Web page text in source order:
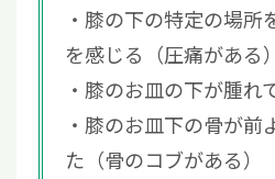
膝の下の特定の場所
を感じる（圧痛がある）
膝のお皿の下が腫れ
膝のお皿下の骨が前
た（骨のコブがある）